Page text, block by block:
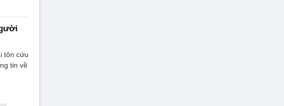
tôn cứu
tin về